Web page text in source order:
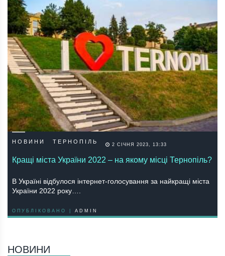
НОВИНИ ТЕРНОПІЛЬ 2 СІЧНЯ 2023, 13:33
Кращі міста України 2022 – на якому місці Тернопіль?
В Україні відбулося інтернет-голосування за найкращі міста
України 2022 року….
ОПУБЛІКОВАНО | ADMIN
НОВИНИ